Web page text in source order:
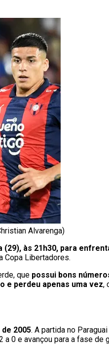
Alvarenga)
às 21h30, para
Copa Libertadores.
que possui bons
e perdeu apenas uma vez,
2005. A partida no Paraguai
0 e avançou para a fase de